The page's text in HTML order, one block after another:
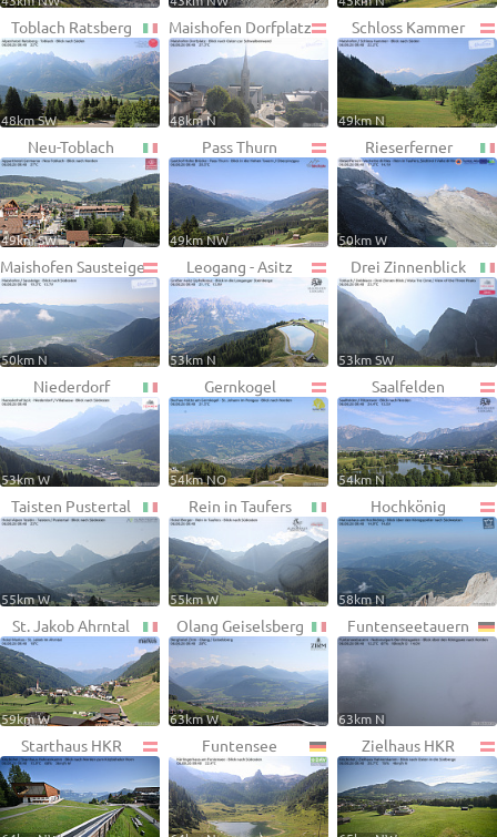
Toblach Ratsberg
48km SW
Maishofen Dorfplatz
48km N
Schloss Kammer
49km N
Neu-Toblach
49km SW
Pass Thurn
49km NW
Rieserferner
50km W
Maishofen Sausteige
50km N
Leogang - Asitz
53km N
Drei Zinnenblick
53km SW
Niederdorf
53km W
Gernkogel
54km NO
Saalfelden
54km N
Taisten Pustertal
55km W
Rein in Taufers
55km W
Hochkönig
58km N
St. Jakob Ahrntal
59km W
Olang Geiselsberg
63km W
Funtenseetauern
63km N
Starthaus HKR Funtensee Zielhaus HKR